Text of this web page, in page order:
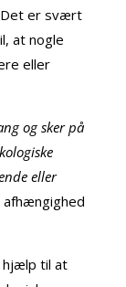
Det er svært
at nogle
eller
og sker på
eller
hjælp til at